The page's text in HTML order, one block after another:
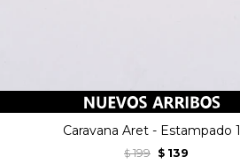
Caravana Aret - Estampado 1
$ 199 $ 139